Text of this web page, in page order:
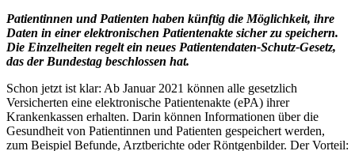
Patientinnen und Patienten haben künftig die Möglichkeit, ihre
Daten in einer elektronischen Patientenakte sicher zu speichern.
Die Einzelheiten regelt ein neues Patientendaten-Schutz-Gesetz,
das der Bundestag beschlossen hat.
Schon jetzt ist klar: Ab Januar 2021 können alle gesetzlich
Versicherten eine elektronische Patientenakte (ePA) ihrer
Krankenkassen erhalten. Darin können Informationen über die
Gesundheit von Patientinnen und Patienten gespeichert werden,
zum Beispiel Befunde, Arztberichte oder Röntgenbilder. Der Vorteil: